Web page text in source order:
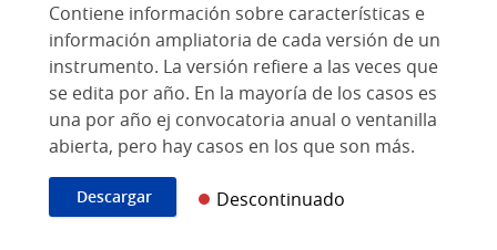
Contiene información sobre características e
información ampliatoria de cada versión de un
instrumento. La versión refiere a las veces que
se edita por año. En la mayoría de los casos es
una por año ej convocatoria anual o ventanilla
abierta, pero hay casos en los que son más.
Descargar Descontinuado